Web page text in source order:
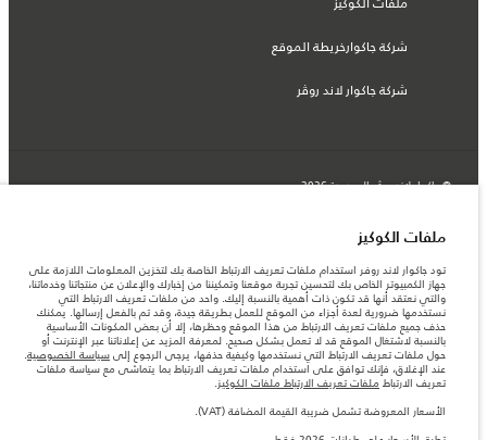
شركة جاكوارخريطة الموقع
شركة جاكوار لاند روڤر
© جاكوار لاند روڨر المحدودة 2026
لبنان, سعد وطراد
المعلومات والمواصفات والأسعار والألوان المذكورة على هذا الموقع قد تختلف من بلد إلى
آخر، كما أنّها قد تتغير بدون إشعار مسبق. الرجاء التواصل مع وكيلنا المحلي للتأكد من توفّرها
والتحقق من الأسعار.
الأرقام المقدمة هي نتيجة لاختبارات المصنع الرسمية وفقاً لتشريعات الاتحاد الأوروبي. قد
يتباين استهلك الوقود الفعلي للمركبة عن ذلك المتحقق في تلك الاختبارات كما أن هذه
الأرقام بغرض المقارنة فحسب.
ملاحظة مهمة حول الصور والمواصفات. إن النقص العالمي في أشباه الموصلات يؤثر حاليًا
في مواصفات تصميم السيارات وتوفر الخيارات وتوقيتات التصاميم. هذا ظرف ديناميكي
للغاية، ونتيجة لذلك، قد لا تمثّل الصور المستخدَمة ضمن موقع الويب حاليًا المواصفات الحالية
بالكامل بالنسبة إلى الميزات والخيارات والحلية ومجموعات الألوان. يرجى استشارة وكيلك الذي
سيتمكّن من تأكيد أي تقييدات حالية معك للسماح لك باتخاذ قرار مدروس
ملفات الكوكيز
تود جاكوار لاند روفر استخدام ملفات تعريف الارتباط الخاصة بك لتخزين المعلومات اللازمة على
جهاز الكمبيوتر الخاص بك لتحسين تجربة موقعنا وتمكيننا من إخبارك والإعلان عن منتجاتنا وخدماتنا،
والتي نعتقد أنها قد تكون ذات أهمية بالنسبة إليك. واحد من ملفات تعريف الارتباط التي
نستخدمها ضرورية لعدة أجزاء من الموقع للعمل بطريقة جيدة، وقد تم بالفعل إرسالها. يمكنك
حذف جميع ملفات تعريف الارتباط من هذا الموقع وحظرها، إلا أن بعض المكونات الأساسية
بالنسبة لاشتغال الموقع قد لا تعمل بشكل صحيح. لمعرفة المزيد عن إعلاناتنا عبر الإنترنت أو
حول ملفات تعريف الارتباط التي نستخدمها وكيفية حذفها، يرجى الرجوع إلى سياسة الخصوصية.
عند الإغلاق، فإنك توافق على استخدام ملفات تعريف الارتباط بما يتماشى مع سياسة ملفات
تعريف الارتباط ملفات تعريف الارتباط ملفات الكوكيز.
الأسعار المعروضة تشمل ضريبة القيمة المضافة (VAT).